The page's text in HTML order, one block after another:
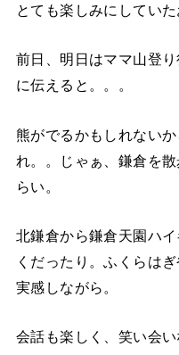
とても楽しみにしてい
前日、明日はママ山登
に伝えると。。。
熊がでるかもしれない
れ。。じゃぁ、鎌倉を
らい。
北鎌倉から鎌倉天園ハ
くだったり。ふくらは
実感しながら。
会話も楽しく、笑い会